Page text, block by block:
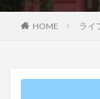
HOME ライ